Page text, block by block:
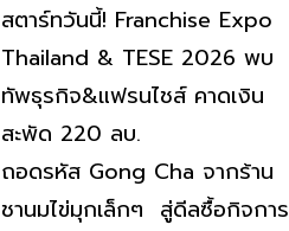
สตาร์ทวันนี้! Franchise Expo
Thailand & TESE 2026 พบ
ทัพธุรกิจ&แฟรนไชส์ คาดเงิน
สะพัด 220 ลบ.
ถอดรหัส Gong Cha จากร้าน
ชานมไข่มุกเล็กๆ สู่ดีลซื้อกิจการ